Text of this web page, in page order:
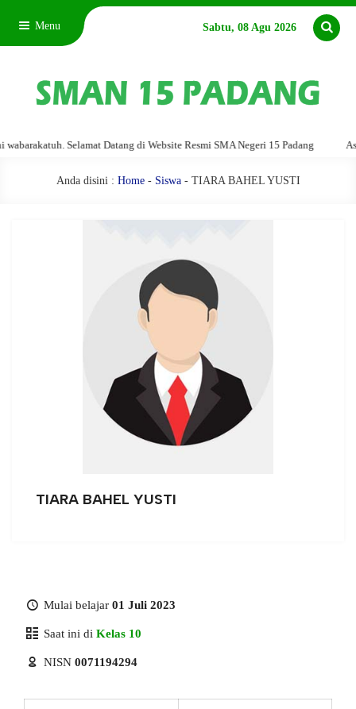
Menu Sabtu, 08 Agu 2026
Selamat Datang di Website Resmi SMA Negeri 15 Padang
Anda disini : Home- Siswa- TIARA BAHEL YUSTI
TIARA BAHEL YUSTI
Mulai belajar 01 Juli 2023
Saat ini di Kelas 10
NISN 0071194294